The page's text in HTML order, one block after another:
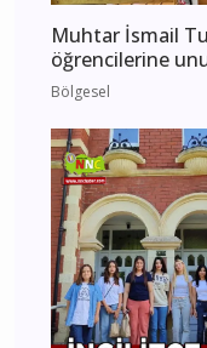
Muhtar İsmail
öğrencilerine
Bölgesel